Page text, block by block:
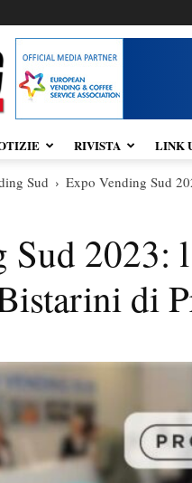
RIVISTA LINK
Sud Expo Vending Sud
Sud 2023:
di